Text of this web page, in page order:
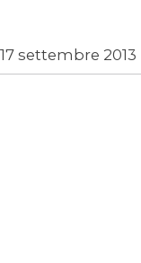
settembre 2013